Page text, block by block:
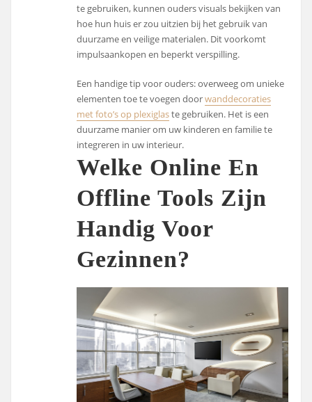
te gebruiken, kunnen ouders visuals bekijken van
hoe hun huis er zou uitzien bij het gebruik van
duurzame en veilige materialen. Dit voorkomt
impulsaankopen en beperkt verspilling.
Een handige tip voor ouders: overweeg om unieke
elementen toe te voegen doorwanddecoraties
met foto’s op plexiglaste gebruiken. Het is een
duurzame manier om uw kinderen en familie te
integreren in uw interieur.
Welke Online En
Offline Tools Zijn
Handig Voor
Gezinnen?